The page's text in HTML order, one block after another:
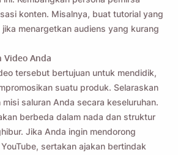
konten. Misalnya, buat tutorial yang
menargetkan audiens yang kurang
Video Anda
tersebut bertujuan untuk mendidik,
suatu produk. Selaraskan
saluran Anda secara keseluruhan.
berbeda dalam nada dan struktur
Jika Anda ingin mendorong
sertakan ajakan bertindak